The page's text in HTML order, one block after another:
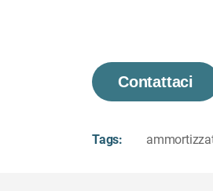
Contattaci
Tags: